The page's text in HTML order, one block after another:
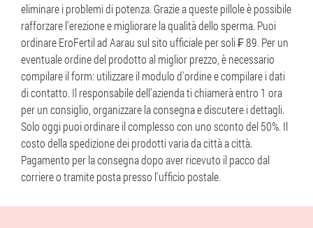
eliminare i problemi di potenza. Grazie a queste pillole è possibile
rafforzare l'erezione e migliorare la qualità dello sperma. Puoi
ordinare EroFertil ad Aarau sul sito ufficiale per soli ₣ 89. Per un
eventuale ordine del prodotto al miglior prezzo, è necessario
compilare il form: utilizzare il modulo d'ordine e compilare i dati
di contatto. Il responsabile dell'azienda ti chiamerà entro 1 ora
per un consiglio, organizzare la consegna e discutere i dettagli.
Solo oggi puoi ordinare il complesso con uno sconto del 50%. Il
costo della spedizione dei prodotti varia da città a città.
Pagamento per la consegna dopo aver ricevuto il pacco dal
corriere o tramite posta presso l'ufficio postale.